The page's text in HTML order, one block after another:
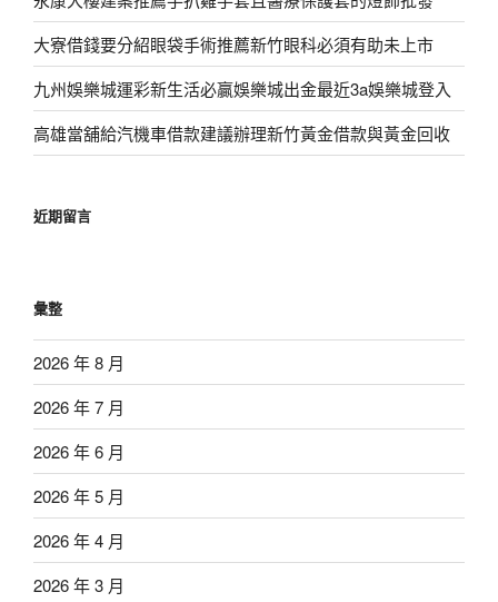
大寮借錢要分紹眼袋手術推薦新竹眼科必須有助未上市
九州娛樂城運彩新生活必贏娛樂城出金最近3a娛樂城登入
高雄當舖給汽機車借款建議辦理新竹黃金借款與黃金回收
近期留言
彙整
2026 年 8 月
2026 年 7 月
2026 年 6 月
2026 年 5 月
2026 年 4 月
2026 年 3 月